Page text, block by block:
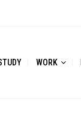
WORK